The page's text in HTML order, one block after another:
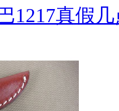
1217真假